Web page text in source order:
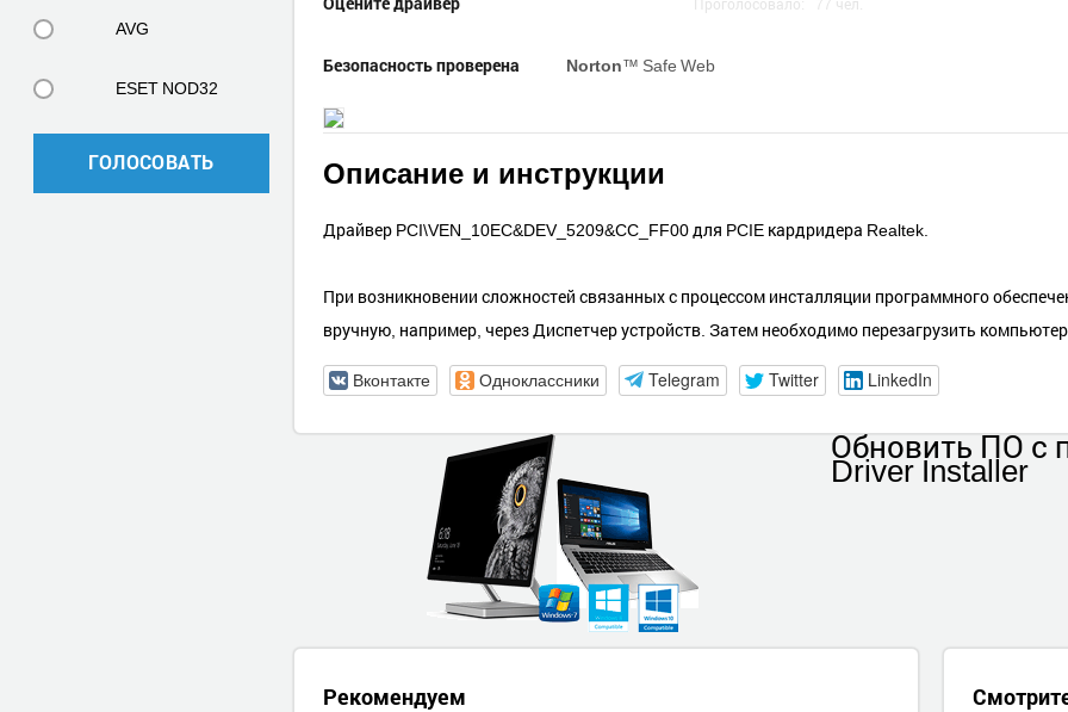
AVG
ESET NOD32
ГОЛОСОВАТЬ
Безопасность проверена Norton™ Safe Web
Описание и инструкции
Драйвер PCI\VEN_10EC&DEV_5209&CC_FF00 для PCIE кардридера Realtek.
При возникновении сложностей связанных с процессом инсталляции программного
вручную, например, через Диспетчер устройств. Затем необходимо перезагрузить
Вконтакте Одноклассники Telegram Twitter LinkedIn
Обновить ПОс
Driver Installer
Рекомендуем